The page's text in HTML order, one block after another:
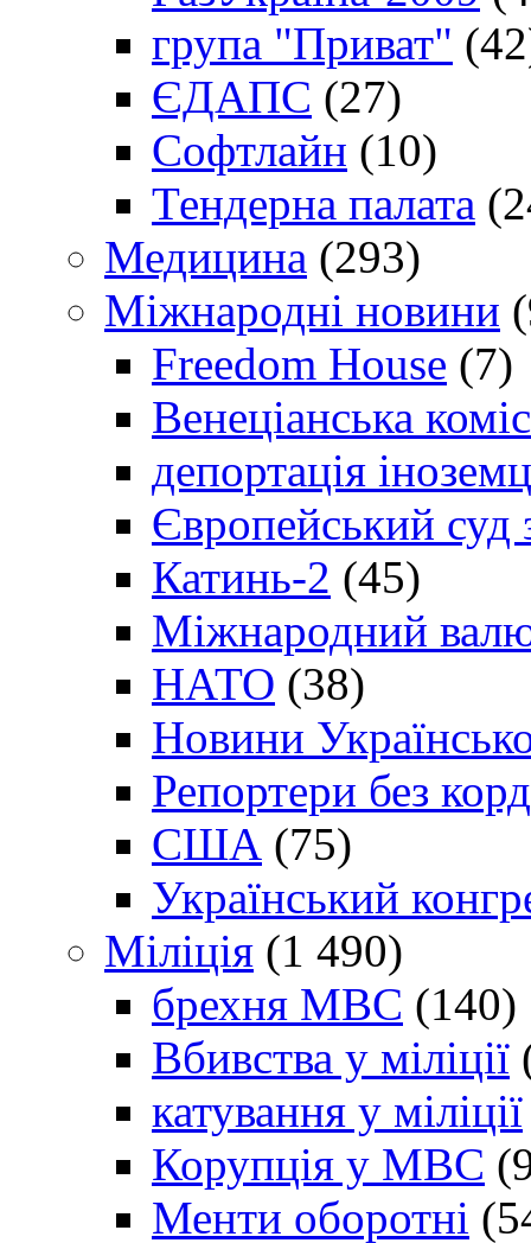
група "Приват"
ЄДАПС (27)
Софтлайн (10)
Тендерна палата
Медицина (293)
Міжнародні новини
Freedom House (7)
Венеціанська
депортація
Європейський
Катинь-2 (45)
Міжнародний
НАТО (38)
Новини
Репортери без
США (75)
Український
Міліція (1 490)
брехня МВС (140)
Вбивства у міліції
катування у міліції
Корупція у МВС
Менти оборотні